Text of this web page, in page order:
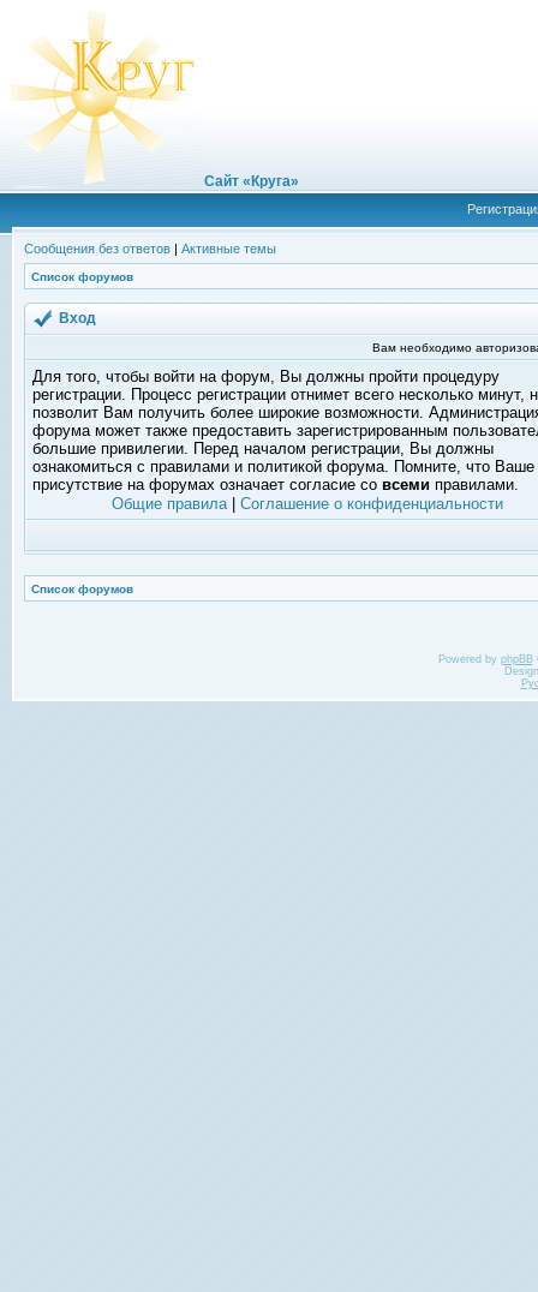
Сайт «Круга»
Сообщения без ответов | Активные темы
Список форумов
Вход
Вам необходимо
Для того, чтобы войти на форум, Вы должны пройти процедуру
регистрации. Процесс регистрации отнимет всего несколько минут,
позволит Вам получить более широкие возможности.
форума может также предоставить зарегистрированным
большие привилегии. Перед началом регистрации, Вы должны
ознакомиться с правилами и политикой форума. Помните, что Ваше
присутствие на форумах означает согласие со всеми правилами.
Общие правила| Соглашение о конфиденциальности
Список форумов
Powered by phpBB